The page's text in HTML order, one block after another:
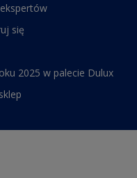
się
2025 w palecie Dulux